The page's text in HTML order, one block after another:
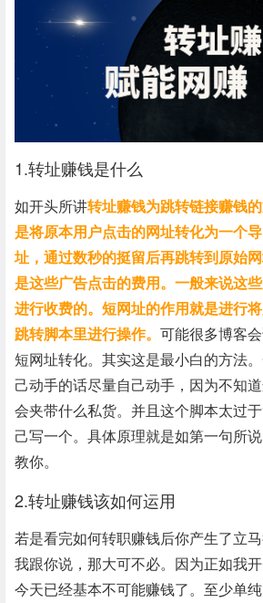
1.转址赚钱是什么
如开头所讲转址赚钱为跳转链接赚钱
是将原本用户点击的网址转化为一个
址，通过数秒的挺留后再跳转到原始
是这些广告点击的费用。一般来说这
进行收费的。短网址的作用就是进行
跳转脚本里进行操作。 可能很多博客
短网址转化。其实这是最小白的方法
己动手的话尽量自己动手，因为不知
会夹带什么私货。并且这个脚本太过
己写一个。具体原理就是如第一句所
教你。
2.转址赚钱该如何运用
若是看完如何转职赚钱后你产生了立
我跟你说，那大可不必。因为正如我
今天已经基本不可能赚钱了。至少单